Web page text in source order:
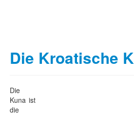
Die Kroatische
Die
Kuna ist
die